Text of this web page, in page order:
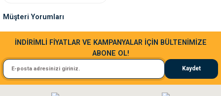
Müşteri Yorumları
Sa**** Ta******
Kedim taze mamaya bayıldı kargo fimrasın da bir sorun yaşadım ve arkadaşlar
El**** Ek******
İNDİRİMLİ FİYATLAR VE KAMPANYALAR İÇİN BÜLTENİMİZE
ABONE OL!
Kaydet